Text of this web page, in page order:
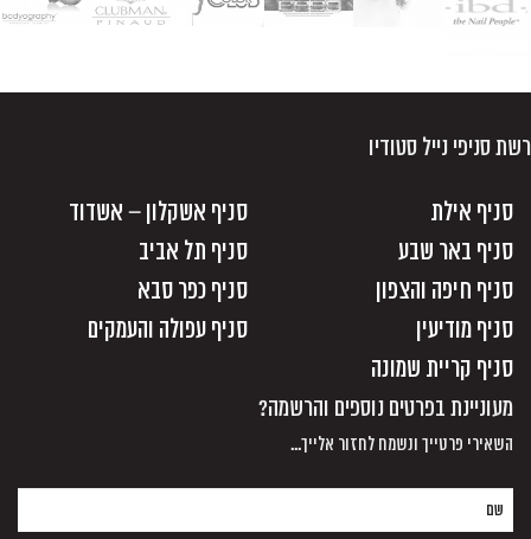
רשת סניפי נייל סטודיו
סניף אילת
סניף אשקלון – אשדוד
סניף באר שבע
סניף תל אביב
סניף חיפה והצפון
סניף כפר סבא
סניף מודיעין
סניף עפולה והעמקים
סניף קריית שמונה
מעוניינת בפרטים נוספים והרשמה?
השאירי פרטייך ונשמח לחזור אלייך...